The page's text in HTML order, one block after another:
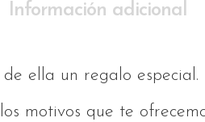
Información adicional
ella un regalo especial.
motivos que te